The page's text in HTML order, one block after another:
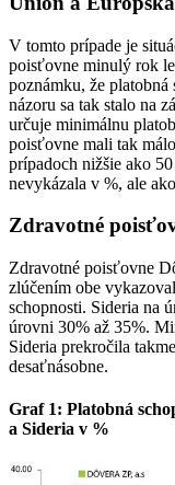
V tomto prípade je
poisťovne minulý rok
poznámku, že
názoru sa tak stalo na
určuje minimálnu
poisťovne mali tak
prípadoch nižšie ako
nevykázala v %, ale
Zdravotné
Zdravotné poisťovne
zlúčením obe
schopnosti. Sideria na
úrovni 30% až 35%.
Sideria prekročila
desaťnásobne.
Graf 1: Platobná
a Sideria v %